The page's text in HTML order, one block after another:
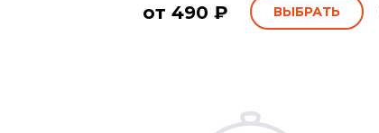
от 490 ₽ ВЫБРАТЬ